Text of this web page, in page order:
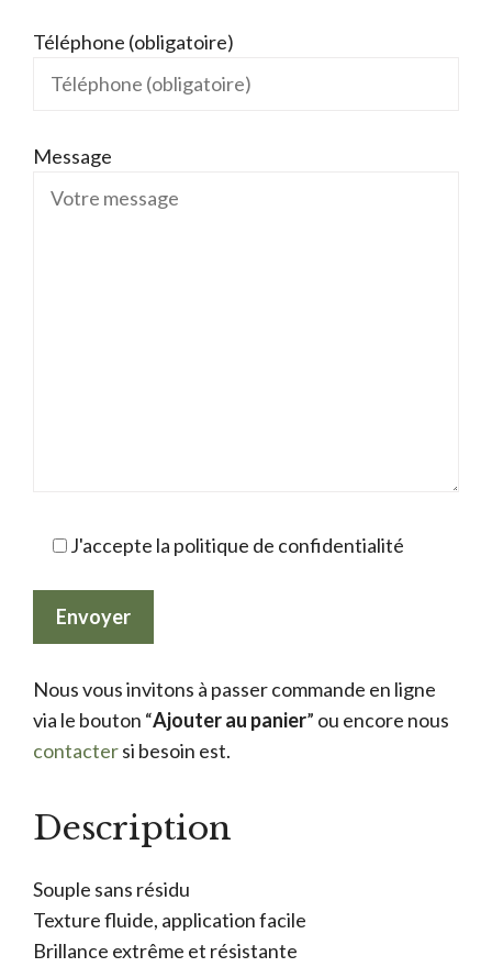
Téléphone (obligatoire)
Message
J'accepte la politique de confidentialité
Nous vous invitons à passer commande en ligne
via le bouton “Ajouter au panier” ou encore nous
contactersi besoin est.
Description
Souple sans résidu
Texture fluide, application facile
Brillance extrême et résistante